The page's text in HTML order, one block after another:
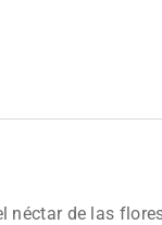
de las